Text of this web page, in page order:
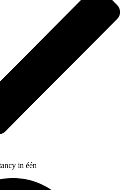
in één